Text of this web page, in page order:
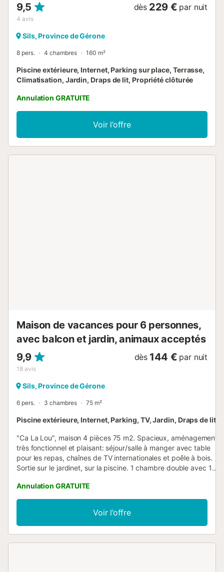
9,5
4 avis
dès 229 € par nuit
Sils, Province de Gérone
8 pers. 4 chambres 160 m²
Piscine extérieure, Internet, Parking sur place, Terrasse,
Climatisation, Jardin, Draps de lit, Propriété clôturée
Annulation GRATUITE
Voir l’offre
Maison de vacances pour 6 personnes,
avec balcon et jardin, animaux acceptés
9,9
18 avis
dès 144 € par nuit
Sils, Province de Gérone
6 pers. 3 chambres 75 m²
Piscine extérieure, Internet, Parking, TV, Jardin, Draps de lit
"Ca La Lou", maison 4 pièces 75 m2. Spacieux, aménagement
très fonctionnel et plaisant: séjour/salle à manger avec table
pour les repas, chaînes de TV internationales et poêle à bois.
Sortie sur le jardinet, sur la piscine. 1 chambre double avec 1
chambre double avec 2 lits (90 cm, longueur 200 cm),
chauffage électrique. 1 chambre d'enfants avec 1 x 2 lits
superposés (90 cm, longueur 200 cm), chauffage électrique.
Cuisine (four, lave-vaisselle, 3 plaques vitrocéramiques, grille-
pain, bouilloire électrique, micro-ondes, congélateur, cafetière
Annulation GRATUITE
Voir l’offre